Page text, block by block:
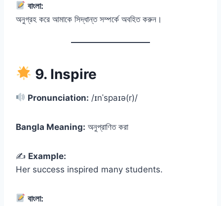
বাংলা:
অনুগ্রহ করে আমাকে সিদ্ধান্ত সম্পর্কে অবহিত করুন।
9. Inspire
Pronunciation: /ɪnˈspaɪə(r)/
Bangla Meaning: অনুপ্রাণিত করা
✍️ Example:
Her success inspired many students.
বাংলা: